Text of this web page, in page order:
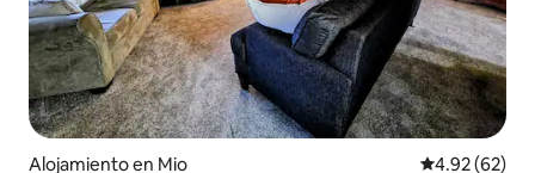
Alojamiento en Mio Calificación
4.92 (62)